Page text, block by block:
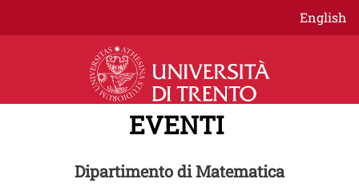
Salta al contenuto principale
English
EVENTI
Dipartimento di Matematica